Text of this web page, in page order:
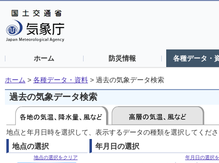
ホーム 防災情報 各種データ・
ホーム > 各種データ・資料 > 過去の気象データ検索
過去の気象データ検索
地点と年月日時を選択して、表示するデータの種類を選択してくだ
地点の選択
地点の選択をクリア
年月日の選択
年月日の選択